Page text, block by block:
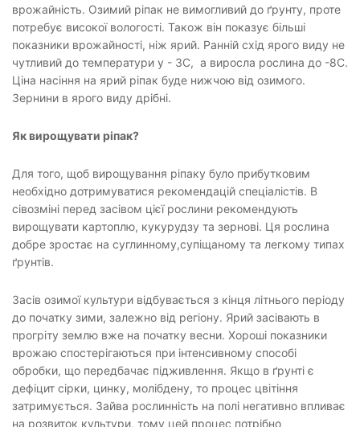
врожайність. Озимий ріпак не вимогливий до ґрунту, проте
потребує високої вологості. Також він показує більші
показники врожайності, ніж ярий. Ранній схід ярого виду не
чутливий до температури у - 3С, а виросла рослина до -8С.
Ціна насіння на ярий ріпак буде нижчою від озимого.
Зернини в ярого виду дрібні.
Як вирощувати ріпак?
Для того, щоб вирощування ріпаку було прибутковим
необхідно дотримуватися рекомендацій спеціалістів. В
сівозміні перед засівом цієї рослини рекомендують
вирощувати картоплю, кукурудзу та зернові. Ця рослина
добре зростає на суглинному,супіщаному та легкому типах
ґрунтів.
Засів озимої культури відбувається з кінця літнього періоду
до початку зими, залежно від регіону. Ярий засівають в
прогріту землю вже на початку весни. Хороші показники
врожаю спостерігаються при інтенсивному способі
обробки, що передбачає підживлення. Якщо в ґрунті є
дефіцит сірки, цинку, молібдену, то процес цвітіння
затримується. Зайва рослинність на полі негативно впливає
на розвиток культури, тому цей процес потрібно